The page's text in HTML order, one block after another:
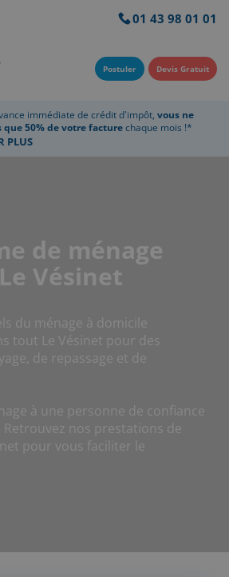
01 43 98 01 01
Postuler Devis Gratuit
immédiate de crédit d'impôt, vous ne
que 50% de votre facturechaque mois !*
PLUS
de ménage
Vésinet
du ménage à domicile
tout Le Vésinet pour des
de repassage et de
à une personne de confiance
Retrouvez nos prestations de
pour vous faciliter le